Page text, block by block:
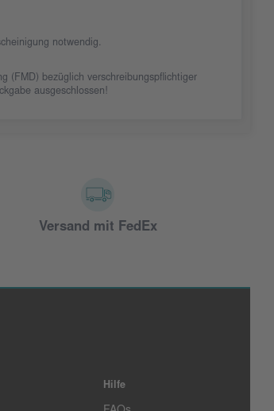
notwendig.
(FMD) bezüglich verschreibungspflichtiger
ausgeschlossen!
Versand mit FedEx
Hilfe